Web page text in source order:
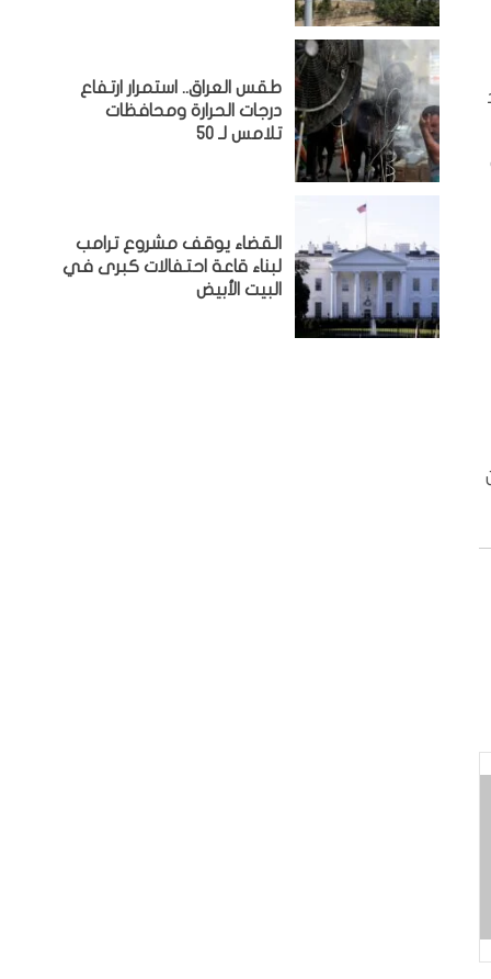
طقس العراق.. استمرار ارتفاع
درجات الحرارة ومحافظات
تلامس لـ 50
القضاء يوقف مشروع ترامب
لبناء قاعة احتفالات كبرى في
البيت الأبيض